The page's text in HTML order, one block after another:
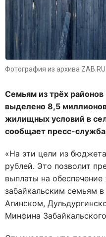
Фотография из архива ZAB.RU
Семьям из трёх районов
выделено 8,5
жилищных условий в
сообщает пресс-служба
«На эти цели из
рублей. Это позволит
выплаты на
забайкальским семьям
Агинском,
Минфина